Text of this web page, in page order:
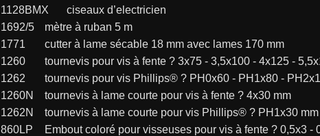
1128BMX	ciseaux d’electricien
1692/5	mètre à ruban 5 m
1771	cutter à lame sécable 18 mm avec lames 170 mm
1260	tournevis pour vis à fente ? 3x75 - 3,5x100 - 4x125 -
1262	tournevis pour vis Phillips® ? PH0x60 - PH1x80 -
1260N	tournevis à lame courte pour vis à fente ? 4x30 mm
1262N	tournevis à lame courte pour vis Phillips® ? PH1x30 mm
860LP	Embout coloré pour visseuses pour vis à fente ?